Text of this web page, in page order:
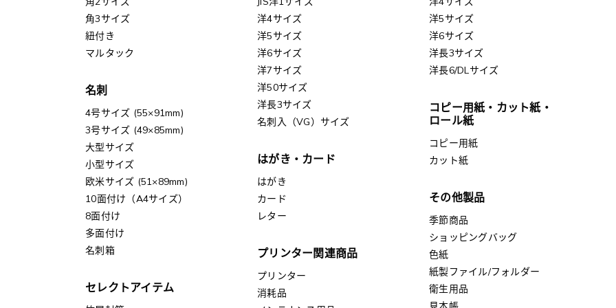
角3サイズ
紐付き
マルタック
名刺
4号サイズ (55×91mm)
3号サイズ (49×85mm)
大型サイズ
小型サイズ
欧米サイズ (51×89mm)
10面付け（A4サイズ）
8面付け
多面付け
名刺箱
セレクトアイテム
洋4サイズ
洋5サイズ
洋6サイズ
洋7サイズ
洋50サイズ
洋長3サイズ
名刺入（VG）サイズ
はがき・カード
はがき
カード
レター
プリンター関連商品
プリンター
消耗品
洋5サイズ
洋6サイズ
洋長3サイズ
洋長6/DLサイズ
コピー用紙・カット紙・
ロール紙
コピー用紙
カット紙
その他製品
季節商品
ショッピングバッグ
色紙
紙製ファイル/フォルダー
衛生用品